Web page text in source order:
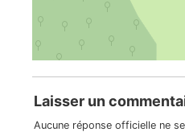
Laisser un
Aucune réponse officielle ne